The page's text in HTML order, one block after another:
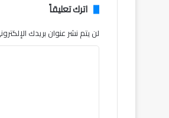
اترك تعليقاً
لن يتم نشر عنوان بريدك